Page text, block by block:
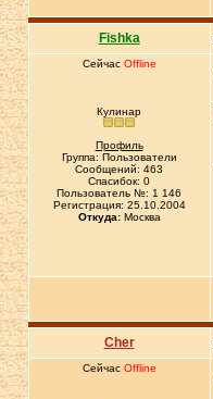
Fishka
Сейчас Offline
Кулинар
Профиль
Группа: Пользователи
Сообщений: 463
Спасибок: 0
Пользователь №: 1 146
Регистрация: 25.10.2004
Откуда:Москва
Cher
Сейчас Offline